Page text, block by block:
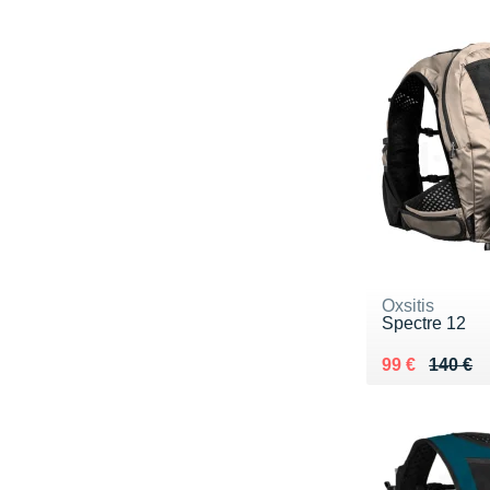
Oxsitis
Spectre 12
140 €
Au lieu de
99 €
Vendu 99 €